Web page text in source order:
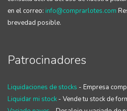
en el correo: info@comprarlotes.com
brevedad posible.
Patrocinadores
Liquidaciones de stocks - Empresa
Liquidar mi stock - Vende tu stock de